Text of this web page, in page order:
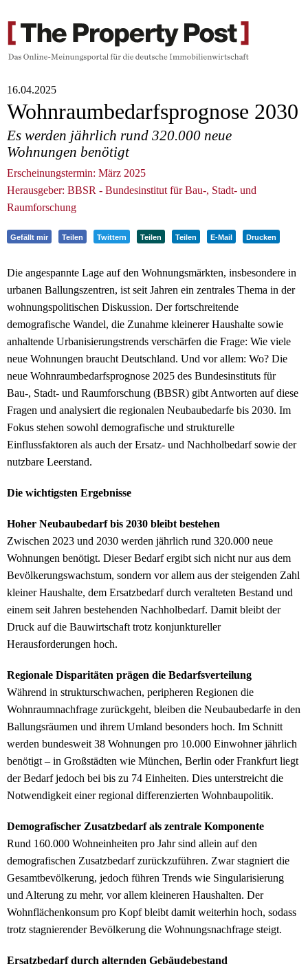
16.04.2025
Wohnraumbedarfsprognose 2030
Es werden jährlich rund 320.000 neue
Wohnungen benötigt
Erscheinungstermin: März 2025
Herausgeber: BBSR - Bundesinstitut für Bau-, Stadt- und
Raumforschung
Gefällt mir Teilen Twittern Teilen Teilen E-Mail Drucken
Die angespannte Lage auf den Wohnungsmärkten, insbesondere in
urbanen Ballungszentren, ist seit Jahren ein zentrales Thema in der
wohnungspolitischen Diskussion. Der fortschreitende
demografische Wandel, die Zunahme kleinerer Haushalte sowie
anhaltende Urbanisierungstrends verschärfen die Frage: Wie viele
neue Wohnungen braucht Deutschland. Und vor allem: Wo? Die
neue Wohnraumbedarfsprognose 2025 des Bundesinstituts für
Bau-, Stadt- und Raumforschung (BBSR) gibt Antworten auf diese
Fragen und analysiert die regionalen Neubaubedarfe bis 2030. Im
Fokus stehen sowohl demografische und strukturelle
Einflussfaktoren als auch der Ersatz- und Nachholbedarf sowie der
nutzbare Leerstand.
Die wichtigsten Ergebnisse
Hoher Neubaubedarf bis 2030 bleibt bestehen
Zwischen 2023 und 2030 werden jährlich rund 320.000 neue
Wohnungen benötigt. Dieser Bedarf ergibt sich nicht nur aus dem
Bevölkerungswachstum, sondern vor allem aus der steigenden Zahl
kleiner Haushalte, dem Ersatzbedarf durch veralteten Bestand und
einem seit Jahren bestehenden Nachholbedarf. Damit bleibt der
Druck auf die Bauwirtschaft trotz konjunktureller
Herausforderungen hoch.
Regionale Disparitäten prägen die Bedarfsverteilung
Während in strukturschwachen, peripheren Regionen die
Wohnraumnachfrage zurückgeht, bleiben die Neubaubedarfe in den
Ballungsräumen und ihrem Umland besonders hoch. Im Schnitt
werden bundesweit 38 Wohnungen pro 10.000 Einwohner jährlich
benötigt – in Großstädten wie München, Berlin oder Frankfurt liegt
der Bedarf jedoch bei bis zu 74 Einheiten. Dies unterstreicht die
Notwendigkeit einer regional differenzierten Wohnbaupolitik.
Demografischer Zusatzbedarf als zentrale Komponente
Rund 160.000 Wohneinheiten pro Jahr sind allein auf den
demografischen Zusatzbedarf zurückzuführen. Zwar stagniert die
Gesamtbevölkerung, jedoch führen Trends wie Singularisierung
und Alterung zu mehr, vor allem kleineren Haushalten. Der
Wohnflächenkonsum pro Kopf bleibt damit weiterhin hoch, sodass
trotz stagnierender Bevölkerung die Wohnungsnachfrage steigt.
Ersatzbedarf durch alternden Gebäudebestand